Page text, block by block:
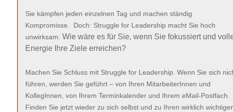
Sie kämpfen jeden einzelnen Tag und machen ständig
Kompromisse. Doch: Struggle for Leadership macht Sie hoch
unwirksam. Wie wäre es für Sie, wenn Sie fokussiert und
Energie Ihre Ziele erreichen?
Machen Sie Schluss mit Struggle for Leadership. Wenn Sie sich
führen, werden Sie geführt – von Ihren MitarbeiterInnen und
KollegInnen, von Ihrem Terminkalender und Ihrem eMail-Postfach.
Finden Sie jetzt wieder zu sich selbst und zu Ihren wirklich